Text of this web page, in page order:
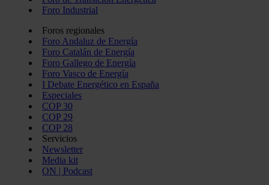
Foro Industrial
Foros regionales
Foro Andaluz de Energía
Foro Catalán de Energía
Foro Gallego de Energía
Foro Vasco de Energía
I Debate Energético en España
Especiales
COP 30
COP 29
COP 28
Servicios
Newsletter
Media kit
ON | Podcast